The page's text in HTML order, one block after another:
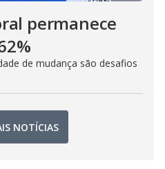
permanece
de mudança são desafios
NOTÍCIAS